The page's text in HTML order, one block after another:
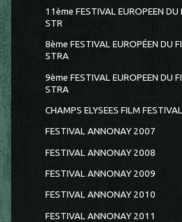
11ème FESTIVAL EUROPEEN
STR
8ème FESTIVAL EUROPÉEN DU
STRA
9ème FESTIVAL EUROPEEN DU
STRA
CHAMPS ELYSEES FILM
FESTIVAL ANNONAY 2007
FESTIVAL ANNONAY 2008
FESTIVAL ANNONAY 2009
FESTIVAL ANNONAY 2010
FESTIVAL ANNONAY 2011